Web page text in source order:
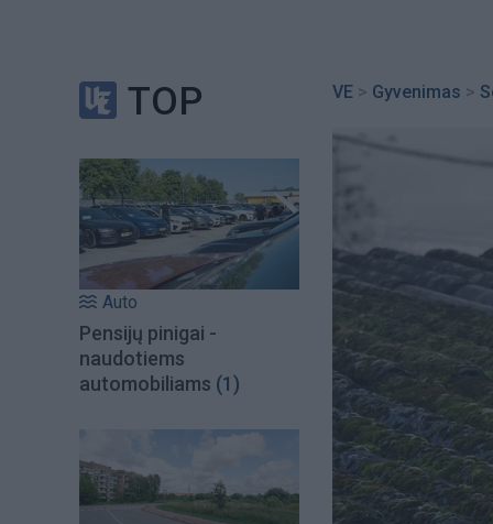
TOP
Auto
Pensijų pinigai -
naudotiems
automobiliams (1)
VE > Gyvenimas >